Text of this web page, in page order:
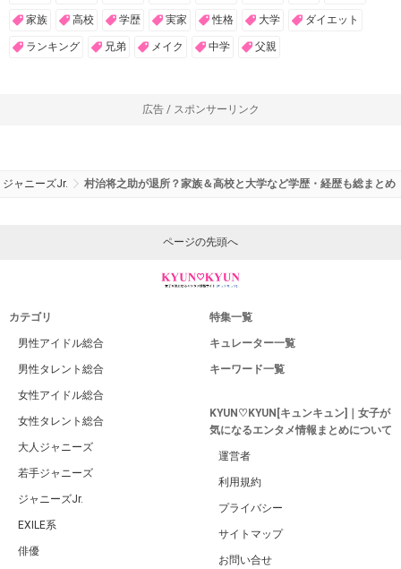
家族 高校 学歴 実家 性格 大学 ダイエット
ランキング 兄弟 メイク 中学 父親
広告 / スポンサーリンク
ジャニーズJr. 村治将之助が退所？家族＆高校と大学など学歴・経歴も総まとめ
ページの先頭へ
カテゴリ
男性アイドル総合
男性タレント総合
女性アイドル総合
女性タレント総合
大人ジャニーズ
若手ジャニーズ
ジャニーズJr.
EXILE系
俳優
特集一覧
キュレーター一覧
キーワード一覧
KYUN♡KYUN[キュンキュン]｜女子が
気になるエンタメ情報まとめについて
運営者
利用規約
プライバシー
サイトマップ
お問い合せ